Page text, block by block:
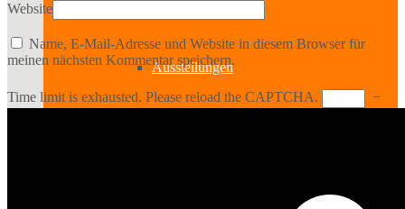
Ausstellungen
Website
Name, E-Mail-Adresse und Website in diesem Browser für
meinen nächsten Kommentar speichern.
Time limit is exhausted. Please reload the CAPTCHA. −